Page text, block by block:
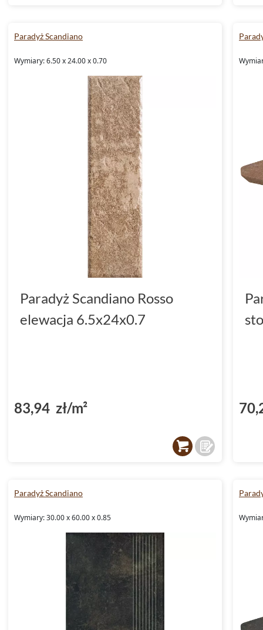
Paradyż Scandiano
Wymiary: 6.50 x 24.00 x 0.70
Paradyż Scandiano Rosso
elewacja 6.5x24x0.7
83,94 zł/m²
Paradyż Scandiano
Wymiary: 30.00 x 60.00 x 0.85